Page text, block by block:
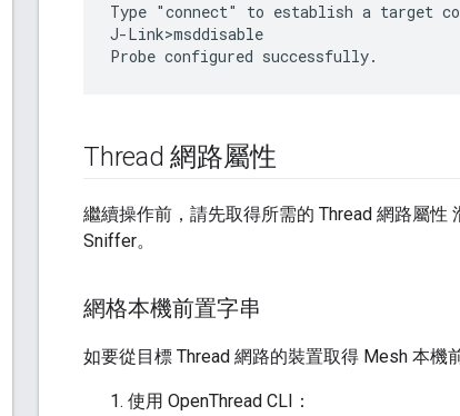
Type "connect" to establish a target
J-Link>msddisable
Thread 網路屬性
繼續操作前，請先取得所需的 Thread 網路屬
Sniffer。
網格本機前置字串
如要從目標 Thread 網路的裝置取得 Mesh 本機
使用 OpenThread CLI：